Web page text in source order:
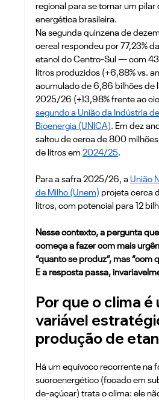
regional para se tornar um pilar
energética brasileira.
Na segunda quinzena de
cereal respondeu por 77,23%
etanol do Centro-Sul — com
litros produzidos (+6,88% vs.
acumulado de 6,86 bilhões de
2025/26 (+13,98% frente ao
segundo a União da Indústria
Bioenergia (UNICA). Em dez
saltou de cerca de 800
de litros em 2024/25.
Para a safra 2025/26, a União
de Milho (Unem) projeta cerca
litros, com potencial para 12
Nesse contexto, a pergunta
começa a fazer com mais
“quanto se produz”, mas “com
E a resposta passa,
Por que o clima é
variável
produção de
Há um equívoco recorrente na
sucroenergético (focado em
de-açúcar) trata o clima: ele